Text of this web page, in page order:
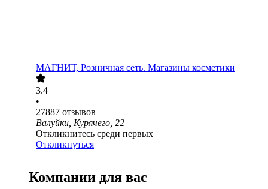
МАГНИТ, Розничная сеть. Магазины косметики
3.4
•
27887 отзывов
Валуйки, Курячего, 22
Откликнитесь среди первых
Откликнуться
Компании для вас